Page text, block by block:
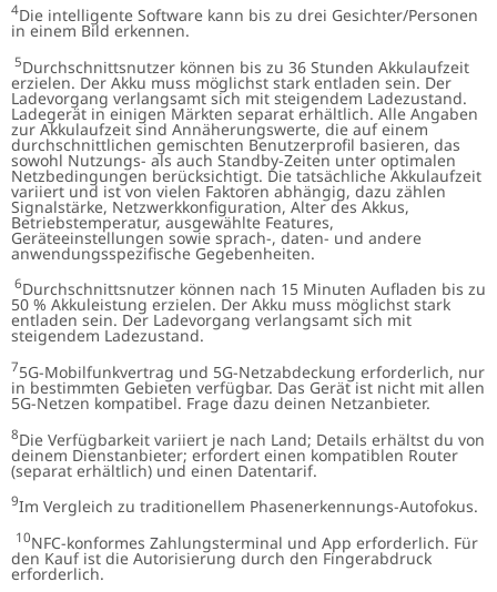
4Die intelligente Software kann bis zu drei Gesichter/Personen
in einem Bild erkennen.
5Durchschnittsnutzer können bis zu 36 Stunden Akkulaufzeit
erzielen. Der Akku muss möglichst stark entladen sein. Der
Ladevorgang verlangsamt sich mit steigendem Ladezustand.
Ladegerät in einigen Märkten separat erhältlich. Alle Angaben
zur Akkulaufzeit sind Annäherungswerte, die auf einem
durchschnittlichen gemischten Benutzerprofil basieren, das
sowohl Nutzungs- als auch Standby-Zeiten unter optimalen
Netzbedingungen berücksichtigt. Die tatsächliche Akkulaufzeit
variiert und ist von vielen Faktoren abhängig, dazu zählen
Signalstärke, Netzwerkkonfiguration, Alter des Akkus,
Betriebstemperatur, ausgewählte Features,
Geräteeinstellungen sowie sprach-, daten- und andere
anwendungsspezifische Gegebenheiten.
6Durchschnittsnutzer können nach 15 Minuten Aufladen bis zu
50 % Akkuleistung erzielen. Der Akku muss möglichst stark
entladen sein. Der Ladevorgang verlangsamt sich mit
steigendem Ladezustand.
75G-Mobilfunkvertrag und 5G-Netzabdeckung erforderlich, nur
in bestimmten Gebieten verfügbar. Das Gerät ist nicht mit allen
5G-Netzen kompatibel. Frage dazu deinen Netzanbieter.
8Die Verfügbarkeit variiert je nach Land; Details erhältst du von
deinem Dienstanbieter; erfordert einen kompatiblen Router
(separat erhältlich) und einen Datentarif.
9Im Vergleich zu traditionellem Phasenerkennungs-Autofokus.
10NFC-konformes Zahlungsterminal und App erforderlich. Für
den Kauf ist die Autorisierung durch den Fingerabdruck
erforderlich.